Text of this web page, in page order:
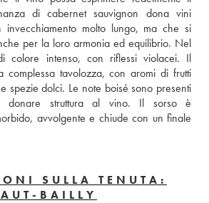
di cabernet sauvignon dona vini
invecchiamento molto lungo, ma che si
per la loro armonia ed equilibrio. Nel
colore intenso, con riflessi violacei. Il
complessa tavolozza, con aromi di frutti
spezie dolci. Le note boisé sono presenti
donare struttura al vino. Il sorso è
avvolgente e chiude con un finale
SULLA TENUTA:
BAILLY